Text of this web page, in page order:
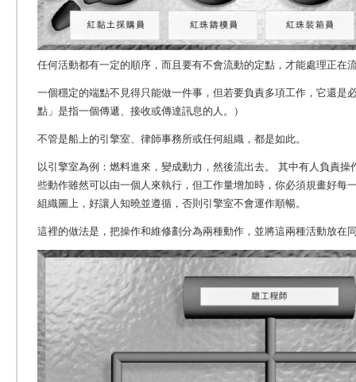
任何活動都有一定的順序，而且要有不會流動的定點，才能處理正在
一個穩定的端點不見得只能做一件事，但若要負責多項工作，它還是
點」是指一個傳遞、接收或傳達訊息的人。）
不管是船上的引擎室、律師事務所或任何組織，都是如此。
以引擎室為例：燃料進來，變成動力，然後流出去。 其中有人負責
些動作雖然可以由一個人來執行，但工作量增加時，你必須規畫好每
組織圖上，好讓人知曉並遵循，否則引擎室不會運作順暢。
這裡的做法是，把操作和維修劃分為兩種動作，並將這兩種活動放在